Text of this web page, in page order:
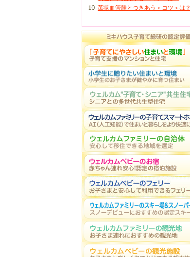
苺状血管腫とつきあう＜コツ＞は？